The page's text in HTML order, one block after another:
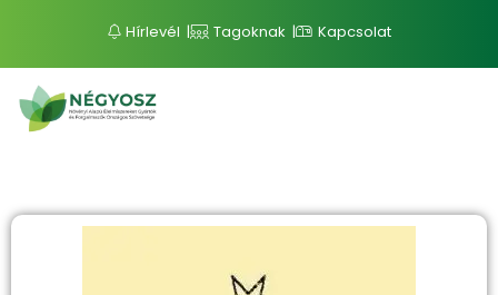
Hírlevél Tagoknak Kapcsolat